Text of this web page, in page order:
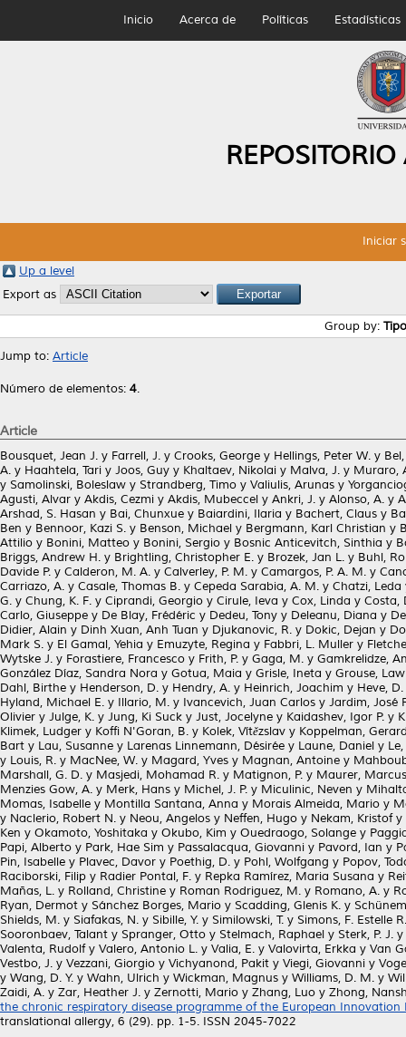
Inicio Acerca de Políticas Estadísticas
Iniciar
Up a level
Export as
Group by:
Jump to: Article
Número de elementos: 4.
Article
Bousquet, Jean J. y Farrell, J. y Crooks, George y Hellings, Peter W. y
A. y Haahtela, Tari y Joos, Guy y Khaltaev, Nikolai y Malva, J. y Muraro,
y Samolinski, Boleslaw y Strandberg, Timo y Valiulis, Arunas y
Agusti, Alvar y Akdis, Cezmi y Akdis, Mubeccel y Ankri, J. y Alonso, A. y
Arshad, S. Hasan y Bai, Chunxue y Baiardini, Ilaria y Bachert, Claus y
Ben y Bennoor, Kazi S. y Benson, Michael y Bergmann, Karl Christian y
Attilio y Bonini, Matteo y Bonini, Sergio y Bosnic Anticevitch, Sinthia y
Briggs, Andrew H. y Brightling, Christopher E. y Brozek, Jan L. y Buhl,
Davide P. y Calderon, M. A. y Calverley, P. M. y Camargos, P. A. M. y
Carriazo, A. y Casale, Thomas B. y Cepeda Sarabia, A. M. y Chatzi, Leda
G. y Chung, K. F. y Ciprandi, Georgio y Cirule, Ieva y Cox, Linda y Costa,
Carlo, Giuseppe y De Blay, Frédéric y Dedeu, Tony y Deleanu, Diana y
Didier, Alain y Dinh Xuan, Anh Tuan y Djukanovic, R. y Dokic, Dejan y
Mark S. y El Gamal, Yehia y Emuzyte, Regina y Fabbri, L. Muller y
Wytske J. y Forastiere, Francesco y Frith, P. y Gaga, M. y Gamkrelidze,
González Díaz, Sandra Nora y Gotua, Maia y Grisle, Ineta y Grouse,
Dahl, Birthe y Henderson, D. y Hendry, A. y Heinrich, Joachim y Heve, D.
Hyland, Michael E. y Illario, M. y Ivancevich, Juan Carlos y Jardim, José
Olivier y Julge, K. y Jung, Ki Suck y Just, Jocelyne y Kaidashev, Igor P. y
Klimek, Ludger y Koffi N'Goran, B. y Kolek, Vítězslav y Koppelman,
Bart y Lau, Susanne y Larenas Linnemann, Désirée y Laune, Daniel y Le,
y Louis, R. y MacNee, W. y Magard, Yves y Magnan, Antoine y
Marshall, G. D. y Masjedi, Mohamad R. y Matignon, P. y Maurer, Marcus
Menzies Gow, A. y Merk, Hans y Michel, J. P. y Miculinic, Neven y
Momas, Isabelle y Montilla Santana, Anna y Morais Almeida, Mario y
y Naclerio, Robert N. y Neou, Angelos y Neffen, Hugo y Nekam, Kristofy
Ken y Okamoto, Yoshitaka y Okubo, Kim y Ouedraogo, Solange y
Papi, Alberto y Park, Hae Sim y Passalacqua, Giovanni y Pavord, Ian y
Pin, Isabelle y Plavec, Davor y Poethig, D. y Pohl, Wolfgang y Popov,
Raciborski, Filip y Radier Pontal, F. y Repka Ramírez, Maria Susana y
Mañas, L. y Rolland, Christine y Roman Rodriguez, M. y Romano, A. y
Ryan, Dermot y Sánchez Borges, Mario y Scadding, Glenis K. y
Shields, M. y Siafakas, N. y Sibille, Y. y Similowski, T. y Simons, F. Estelle R.
Sooronbaev, Talant y Spranger, Otto y Stelmach, Raphael y Sterk, P. J. y
Valenta, Rudolfy Valero, Antonio L. y Valia, E. y Valovirta, Erkka y Van
Vestbo, J. y Vezzani, Giorgio y Vichyanond, Pakit y Viegi, Giovanni y
y Wang, D. Y. y Wahn, Ulrich y Wickman, Magnus y Williams, D. M. y
Zaidi, A. y Zar, Heather J. y Zernotti, Mario y Zhang, Luo y Zhong,
the chronic respiratory disease programme of the European
translational allergy, 6 (29). pp. 1-5. ISSN 2045-7022